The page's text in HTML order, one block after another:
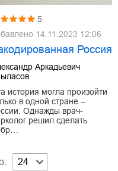
5
14.11.2023 12:06
Россия
Аркадьевич
история могла произойти
в одной стране –
Однажды врач-
решил сделать
24